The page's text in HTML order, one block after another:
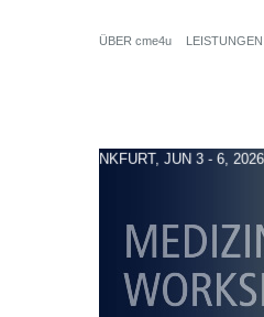
ÜBER cme4u LEISTUNGEN
CSI FRANKFURT, JUN 3 - 6, 2026